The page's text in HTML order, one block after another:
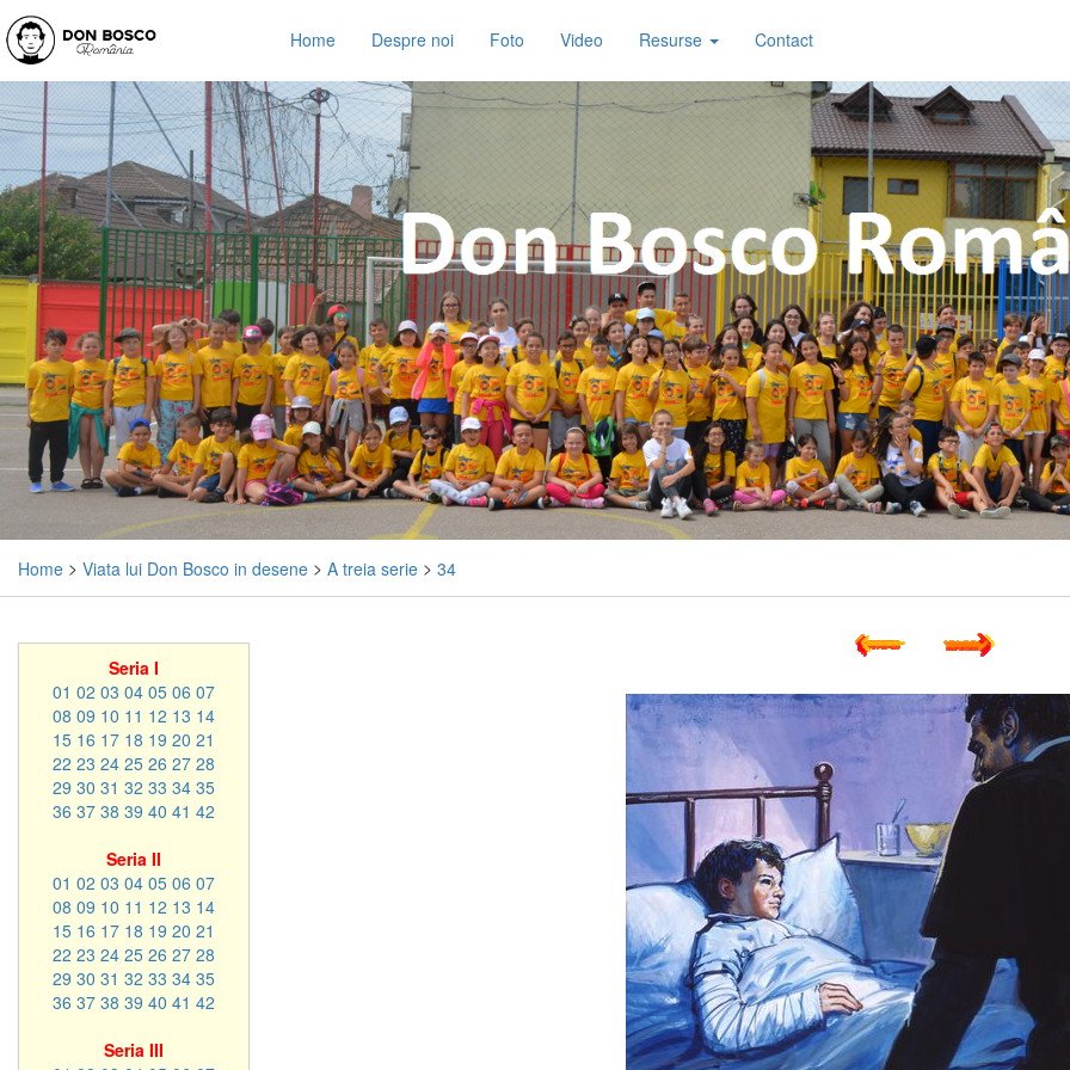
Home Despre noi Foto Video Resurse Contact
Home > Viata lui Don Bosco in desene > A treia serie > 34
Seria I
01 02 03 04 05 06 07
08 09 10 11 12 13 14
15 16 17 18 19 20 21
22 23 24 25 26 27 28
29 30 31 32 33 34 35
36 37 38 39 40 41 42
Seria II
01 02 03 04 05 06 07
08 09 10 11 12 13 14
15 16 17 18 19 20 21
22 23 24 25 26 27 28
29 30 31 32 33 34 35
36 37 38 39 40 41 42
Seria III